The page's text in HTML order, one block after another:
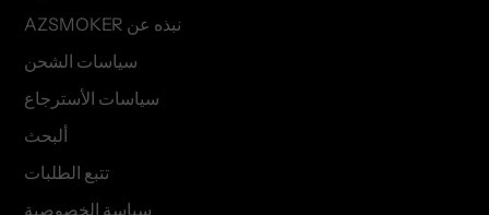
AZSMOKER نبذه عن
سياسات الشحن
سياسات الأسترجاع
ألبحث
تتبع الطلبات
سياسة الخصوصية